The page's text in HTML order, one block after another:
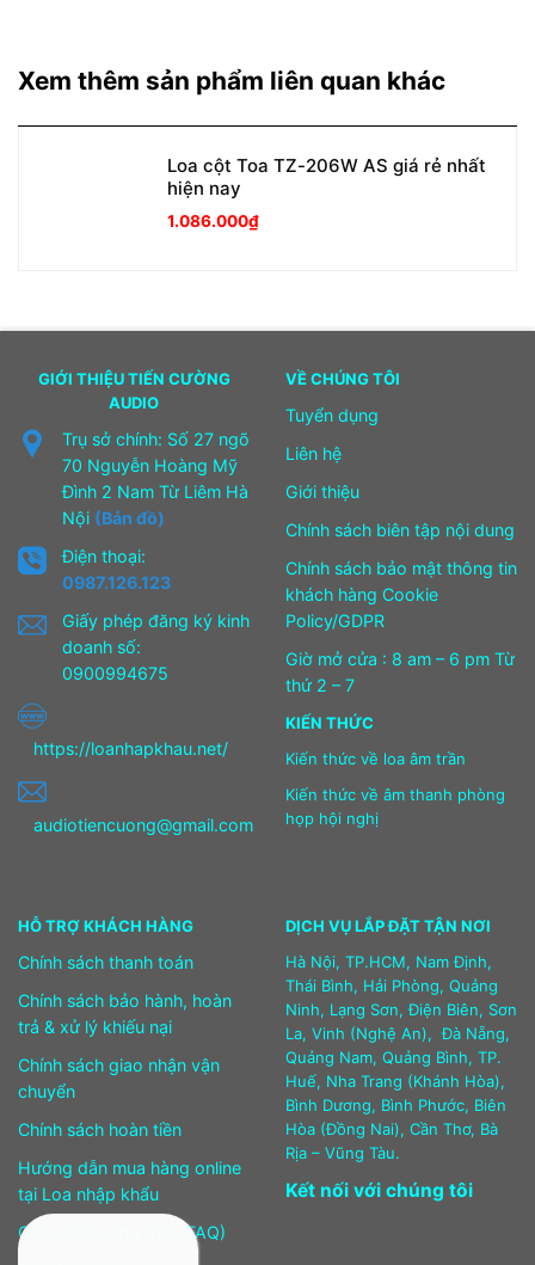
Xem thêm sản phẩm liên quan khác
Loa cột Toa TZ-206W AS giá rẻ nhất
hiện nay
1.086.000₫
GIỚI THIỆU TIẾN CƯỜNG
AUDIO
Trụ sở chính: Số 27 ngõ
70 Nguyễn Hoàng Mỹ
Đình 2 Nam Từ Liêm Hà
Nội (Bản đồ)
Điện thoại:
0987.126.123
Giấy phép đăng ký kinh
doanh số:
0900994675
https://loanhapkhau.net/
audiotiencuong@gmail.com
VỀ CHÚNG TÔI
Tuyển dụng
Liên hệ
Giới thiệu
Chính sách biên tập nội dung
Chính sách bảo mật thông tin
khách hàng Cookie
Policy/GDPR
Giờ mở cửa : 8 am – 6 pm Từ
thứ 2 – 7
KIẾN THỨC
Kiến thức về loa âm trần
Kiến thức về âm thanh phòng
họp hội nghị
HỖ TRỢ KHÁCH HÀNG
Chính sách thanh toán
Chính sách bảo hành, hoàn
trả & xử lý khiếu nại
Chính sách giao nhận vận
chuyển
Chính sách hoàn tiền
Hướng dẫn mua hàng online
tại Loa nhập khẩu
Câu hỏi thường gặp (FAQ)
DỊCH VỤ LẮP ĐẶT TẬN NƠI
Hà Nội, TP.HCM, Nam Định,
Thái Bình, Hải Phòng, Quảng
Ninh, Lạng Sơn, Điện Biên, Sơn
La, Vinh (Nghệ An), Đà Nẵng,
Quảng Nam, Quảng Bình, TP.
Huế, Nha Trang (Khánh Hòa),
Bình Dương, Bình Phước, Biên
Hòa (Đồng Nai), Cần Thơ, Bà
Rịa – Vũng Tàu.
Kết nối với chúng tôi